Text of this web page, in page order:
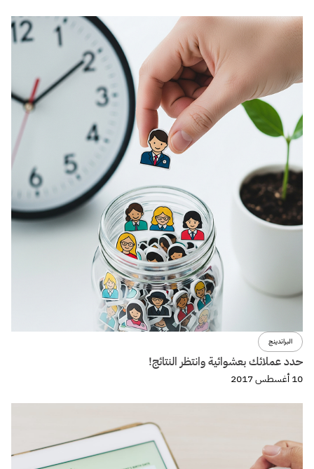
البراندينج
حدد عملائك بعشوائية وانتظر النتائج!
10 أغسطس 2017